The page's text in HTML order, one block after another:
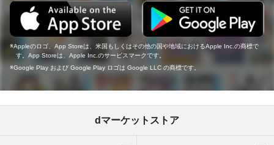
Appleのロゴ、App Storeは、米国もしくはその他の国や地域におけるApple Inc.の商標で
す。App Storeは、Apple Inc.のサービスマークです。
Google Play および Google Play ロゴは Google LLC の商標です。
dマーケットストア